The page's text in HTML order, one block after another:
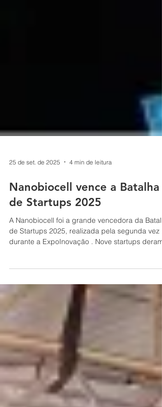
25 de set. de 2025 4 min de leitura
Nanobiocell vence a Batalha
de Startups 2025
A Nanobiocell foi a grande vencedora da
negócios para uma banca de jurados, que
no mercado de investimentos e aceleração de
negócios inovadores. O público vibrou a cada
apresentação. Organizada pelo JoinVC — Hub
Batalha tem o objetivo de dar visibilidade às
soluções mais promissoras, gerar